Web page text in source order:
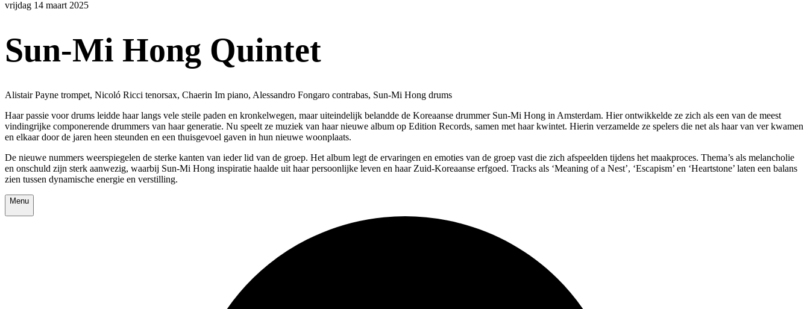
vrijdag 14 maart 2025
Sun-Mi Hong Quintet
Alistair Payne trompet, Nicoló Ricci tenorsax, Chaerin Im piano, Alessandro Fongaro contrabas, Sun-Mi Hong drums
Haar passie voor drums leidde haar langs vele steile paden en kronkelwegen, maar uiteindelijk belandde de Koreaanse drummer Sun-Mi Hong in Amsterdam. Hier ontwikkelde ze zich als een van de meest
vindingrijke componerende drummers van haar generatie. Nu speelt ze muziek van haar nieuwe album op Edition Records, samen met haar kwintet. Hierin verzamelde ze spelers die net als haar van ver kwamen
en elkaar door de jaren heen steunden en een thuisgevoel gaven in hun nieuwe woonplaats.
De nieuwe nummers weerspiegelen de sterke kanten van ieder lid van de groep. Het album legt de ervaringen en emoties van de groep vast die zich afspeelden tijdens het maakproces. Thema’s als melancholie
en onschuld zijn sterk aanwezig, waarbij Sun-Mi Hong inspiratie haalde uit haar persoonlijke leven en haar Zuid-Koreaanse erfgoed. Tracks als ‘Meaning of a Nest’, ‘Escapism’ en ‘Heartstone’ laten een balans
zien tussen dynamische energie en verstilling.
Menu